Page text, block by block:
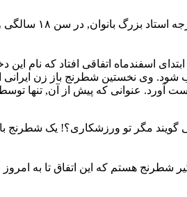
سارا خادم
اسفندماه اتفاقی افتاد که نام
آورد. عنوانی که پیش از آن, تنها
مگر تو ورزشکاری؟! یک شطرنج
شطرنج هستم که این اتفاق تا به